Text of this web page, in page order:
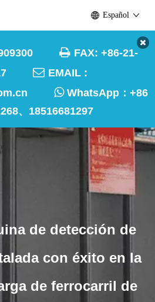
 FAX: +86-21-
 EMAIL :
WhatsApp： +86
、18516681297
Español
de detección de
con éxito en la
de ferrocarril de